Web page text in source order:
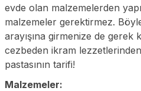
evde olan malzemelerden
malzemeler gerektirmez.
arayışına girmenize de gerek
cezbeden ikram
pastasının tarifi!
Malzemeler: